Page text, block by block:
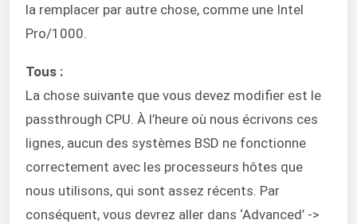
la remplacer par autre chose, comme une Intel
Pro/1000.
Tous :
La chose suivante que vous devez modifier est le
passthrough CPU. À l’heure où nous écrivons ces
lignes, aucun des systèmes BSD ne fonctionne
correctement avec les processeurs hôtes que
nous utilisons, qui sont assez récents. Par
conséquent, vous devrez aller dans ‘Advanced’ ->